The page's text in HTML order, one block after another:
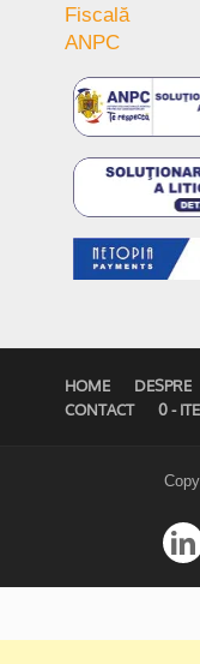
Fiscală
ANPC
HOME DESPRE
CONTACT
0 -
